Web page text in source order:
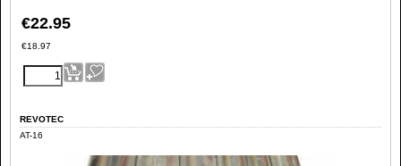
€22.95
€18.97
REVOTEC
AT-16